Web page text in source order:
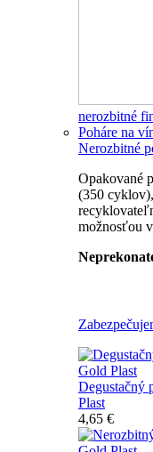
nerozbitné
Poháre na
Nerozbitné
Opakované
(350
možnosťou
Degustačný
Plast
4,65 €